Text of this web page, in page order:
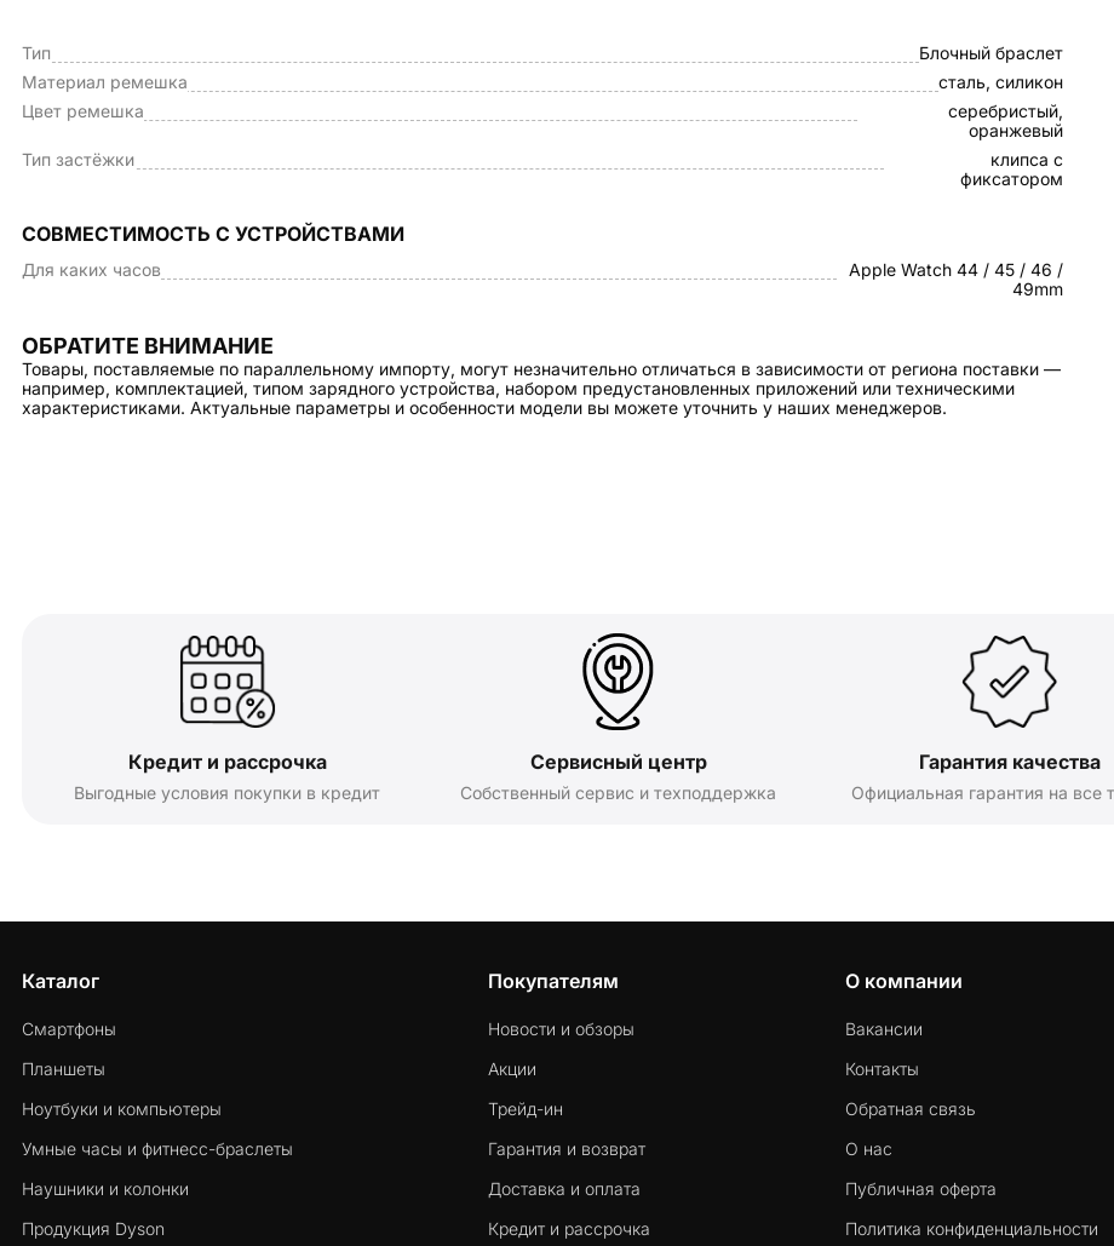
Тип
Блочный браслет
Материал ремешка
сталь, силикон
Цвет ремешка
серебристый,
оранжевый
Тип застёжки
клипса с
фиксатором
СОВМЕСТИМОСТЬ С УСТРОЙСТВАМИ
Для каких часов
Apple Watch 44 / 45 / 46 /
49mm
ОБРАТИТЕ ВНИМАНИЕ
Товары, поставляемые по параллельному импорту, могут незначительно отличаться в зависимости от региона поставки —
например, комплектацией, типом зарядного устройства, набором предустановленных приложений или техническими
характеристиками. Актуальные параметры и особенности модели вы можете уточнить у наших менеджеров.
Кредит и рассрочка
Выгодные условия покупки в кредит
Сервисный центр
Собственный сервис и техподдержка
Гарантия качества
Официальная гарантия на все
Каталог
Смартфоны
Планшеты
Ноутбуки и компьютеры
Умные часы и фитнесс-браслеты
Наушники и колонки
Продукция Dyson
Покупателям
Новости и обзоры
Акции
Трейд-ин
Гарантия и возврат
Доставка и оплата
Кредит и рассрочка
О компании
Вакансии
Контакты
Обратная связь
О нас
Публичная оферта
Политика конфиденциальности